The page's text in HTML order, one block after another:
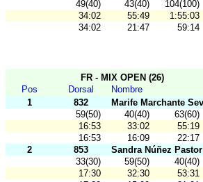
49(40)
43(40) 104(100)
34:02
55:49 1:55:03
34:02
21:47 59:14
FR - MIX OPEN (26)
Pos
Dorsal
Nombre
1
832
Marife Marchante
59(50)
40(40) 63(60)
16:53
33:02 55:19
16:53
16:09 22:17
2
853
Sandra Núñez
33(30)
59(50) 40(40)
17:30
32:30 53:31